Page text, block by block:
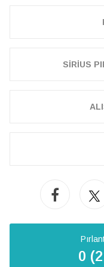
SİRİUS
0